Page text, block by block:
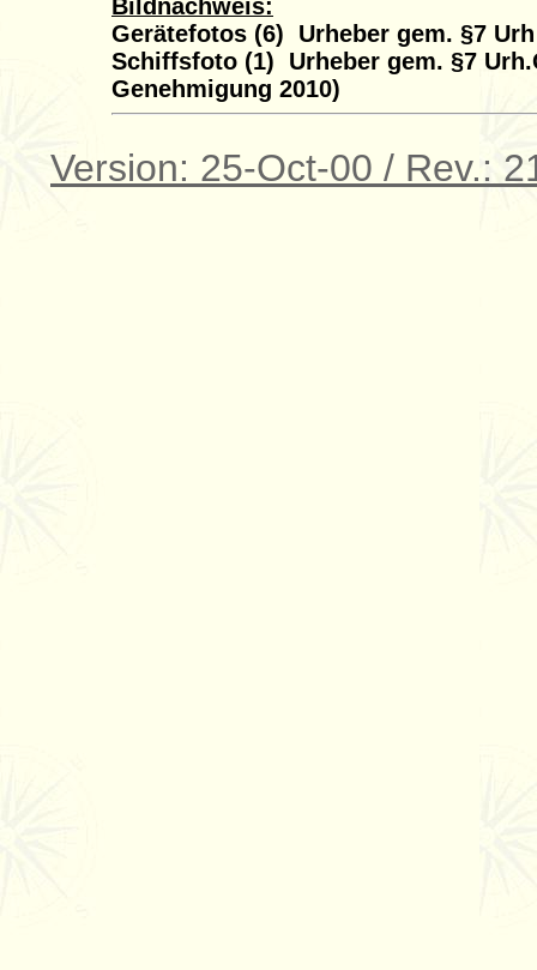
Bildnachweis:
Gerätefotos (6) Urheber gem. §7
Schiffsfoto (1) Urheber gem. §7
Genehmigung 2010)
Version: 25-Oct-00 / Rev.: